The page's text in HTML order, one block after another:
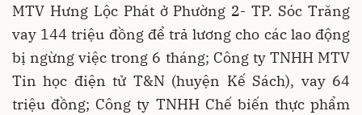
MTV Hưng Lộc Phát ở Phường 2- TP. Sóc Trăng
vay 144 triệu đồng để trả lương cho các lao động
bị ngừng việc trong 6 tháng; Công ty TNHH MTV
Tin học điện tử T&N (huyện Kế Sách), vay 64
triệu đồng; Công ty TNHH Chế biến thực phẩm